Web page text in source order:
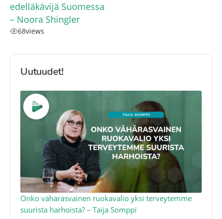
edelläkävijä Suomessa
– Noora Shingler
68views
Uutuudet!
Onko vähärasvainen ruokavalio yksi terveytemme
suurista harhoista? – Taija Somppi